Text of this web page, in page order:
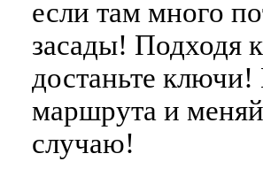
если там много
засады! Подходя
достаньте
маршрута и
случаю!